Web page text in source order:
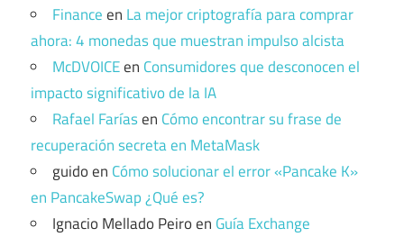
Financeen La mejor criptografía para comprar
ahora: 4 monedas que muestran impulso alcista
McDVOICEen Consumidores que desconocen el
impacto significativo de la IA
Rafael Faríasen Cómo encontrar su frase de
recuperación secreta en MetaMask
guidoen Cómo solucionar el error «Pancake K»
en PancakeSwap ¿Qué es?
Ignacio Mellado Peiroen Guía Exchange